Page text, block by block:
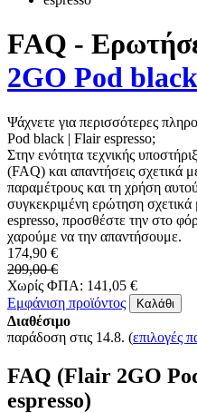
FAQ -
2GO Pod
Ψάχνετε για περισσότερες
Pod black | Flair espresso;
Στην ενότητα τεχνικής
(FAQ) και απαντήσεις σχετικά
παραμέτρους και τη χρήση
συγκεκριμένη ερώτηση
espresso, προσθέστε την στο
χαρούμε να την απαντήσουμε.
174,90 €
209,00 €
Χωρίς ΦΠΑ: 141,05 €
Εμφάνιση προϊόντος
Καλάθι
Διαθέσιμο
παράδοση στις 14.8. (επιλογές
FAQ (Flair 2GO
espresso)